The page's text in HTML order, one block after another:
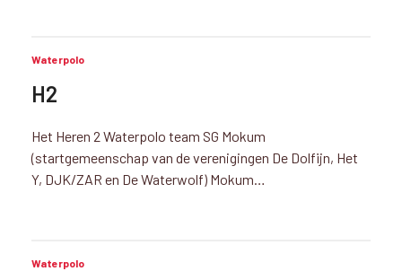
Waterpolo
H2
Het Heren 2 Waterpolo team SG Mokum
(startgemeenschap van de verenigingen De Dolfijn, Het
Y, DJK/ZAR en De Waterwolf) Mokum…
Waterpolo